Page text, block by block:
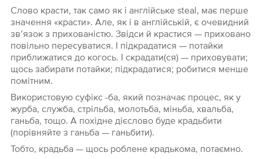
Слово красти, так само як і англійське steal, має перше
значення «красти». Але, як і в англійській, є очевидний
зв’язок з прихованістю. Звідси й крастися — приховано
повільно пересуватися. І підкрадатися — потайки
приближатися до когось. І скрадати(ся) — приховувати;
щось забирати потайки; підкрадатися; робитися менше
помітним.
Використовую суфікс -ба, який позначає процес, як у
журба, служба, стрільба, молотьба, міньба, хвальба,
ганьба, тощо. А похідне дієслово буде крадьбити
(порівняйте з ганьба — ганьбити).
Тобто, крадьба — щось роблене крадькома, потаємно.